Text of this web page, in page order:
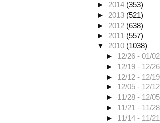
► 2014 (353)
► 2013 (521)
► 2012 (638)
►2011 (557)
▼ 2010 (1038)
► 12/26 - 01/02
► 12/19 - 12/26
► 12/12 - 12/19
► 12/05 - 12/12
► 11/28 - 12/05
► 11/21 - 11/28
► 11/14 - 11/21